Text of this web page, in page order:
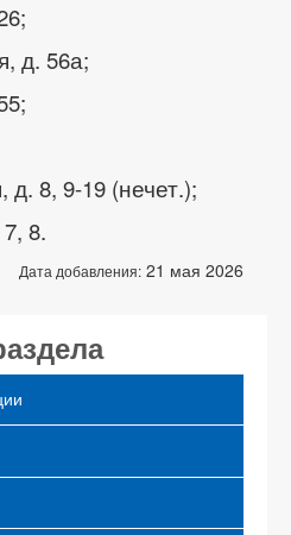
д. 56а;
д. 8, 9-19 (нечет.);
8.
Дата добавления: 21 мая 2026